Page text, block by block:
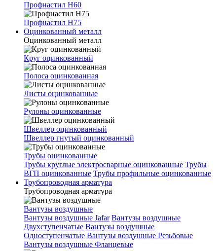
Профнастил Н60
Профнастил Н75
Оцинкованный металл
Оцинкованный металл
Круг оцинкованный
Полоса оцинкованная
Листы оцинкованные
Рулоны оцинкованные
Швеллер оцинкованный
Швеллер гнутый оцинкованный
Трубы оцинкованные
Трубы круглые электросварные оцинкованные Трубы
ВГП оцинкованные Трубы профильные оцинкованные
Трубопроводная арматура
Трубопроводная арматура
Вантузы воздушные
Вантузы воздушные Jafar Вантузы воздушные
Двухступенчатые Вантузы воздушные
Одноступенчатые Вантузы воздушные Резьбовые
Вантузы воздушные Фланцевые